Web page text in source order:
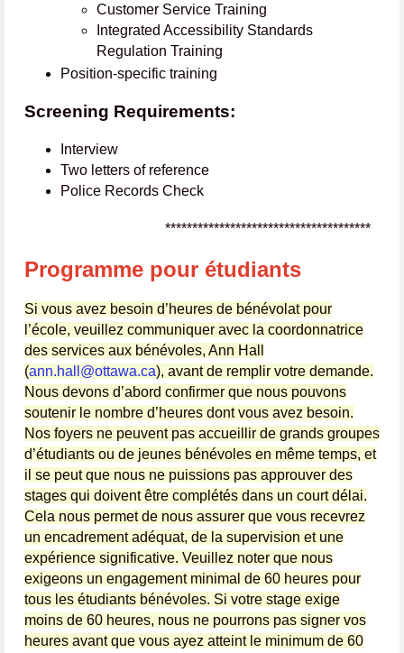
Customer Service Training
Integrated Accessibility Standards
Regulation Training
Position-specific training
Screening Requirements:
Interview
Two letters of reference
Police Records Check
**************************************
Programme pour étudiants
Si vous avez besoin d’heures de bénévolat pour
l’école, veuillez communiquer avec la coordonnatrice
des services aux bénévoles, Ann Hall
(ann.hall@ottawa.ca), avant de remplir votre demande.
Nous devons d’abord confirmer que nous pouvons
soutenir le nombre d’heures dont vous avez besoin.
Nos foyers ne peuvent pas accueillir de grands groupes
d’étudiants ou de jeunes bénévoles en même temps, et
il se peut que nous ne puissions pas approuver des
stages qui doivent être complétés dans un court délai.
Cela nous permet de nous assurer que vous recevrez
un encadrement adéquat, de la supervision et une
expérience significative. Veuillez noter que nous
exigeons un engagement minimal de 60 heures pour
tous les étudiants bénévoles. Si votre stage exige
moins de 60 heures, nous ne pourrons pas signer vos
heures avant que vous ayez atteint le minimum de 60